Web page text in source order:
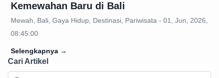
Kemewahan Baru di Bali
Mewah, Bali, Gaya Hidup, Destinasi, Pariwisata - 01, Jun, 2026,
08:45:00
Selengkapnya →
Cari Artikel